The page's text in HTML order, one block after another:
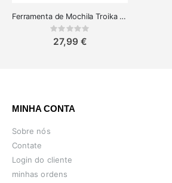
Ferramenta de Mochila Troika com 15 Funções - Multiferramenta Essencial
Rating:
27,99 €
MINHA CONTA
Sobre nós
Contate
Login do cliente
minhas ordens